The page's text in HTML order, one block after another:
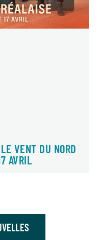
VENT DU NORD
AVRIL